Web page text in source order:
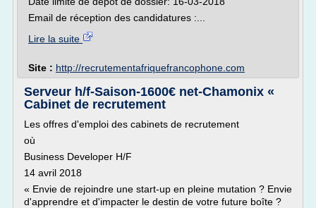
Email de réception des candidatures :...
Lire la suite
Site : http://recrutementafriquefrancophone.com
Serveur h/f-Saison-1600€ net-Chamonix «
Cabinet de recrutement
Les offres d'emploi des cabinets de recrutement
où
Business Developer H/F
14 avril 2018
« Envie de rejoindre une start-up en pleine mutation ? Envie
d'apprendre et d'impacter le destin de votre future boîte ?